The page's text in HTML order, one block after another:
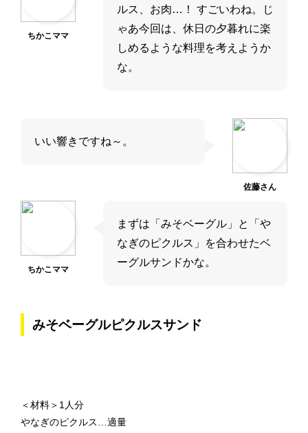
ちかこママ
ルス、お肉…！ すごいわね。じ
ゃあ今回は、休日の夕暮れに楽
しめるような料理を考えようか
な。
佐藤さん
いい響きですね～。
ちかこママ
まずは「みそベーグル」と「や
なぎのピクルス」を合わせたベ
ーグルサンドかな。
みそベーグルピクルスサンド
＜材料＞1人分
やなぎのピクルス…適量